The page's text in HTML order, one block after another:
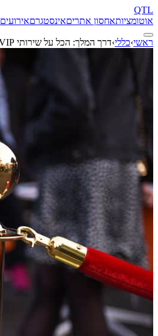
QTL
אוטומציותאחסון אתריםאינסטגרםאירועים
ראשי›כללי›דרך המלך: הכל על שירותי VIP בנתב"ג